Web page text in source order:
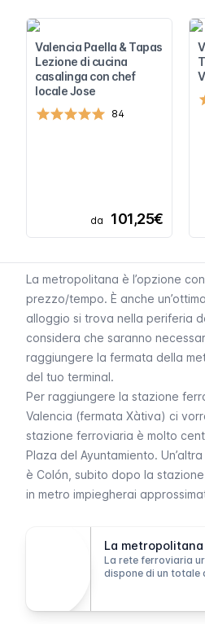
Valencia Paella & Tapas
Lezione di cucina
casalinga con chef
locale Jose
84
da 101,25€
La metropolitana è l’opzione
prezzo/tempo. È anche
alloggio si trova nella periferia
considera che saranno
raggiungere la fermata della
del tuo terminal.
Per raggiungere la stazione
Valencia (fermata Xàtiva) ci
stazione ferroviaria è molto
Plaza del Ayuntamiento.
è Colón , subito dopo la
in metro impiegherai
La
La rete ferroviaria
dispone di un totale
dieci linee attive.
di 162 km, essa
urbana di Valencia